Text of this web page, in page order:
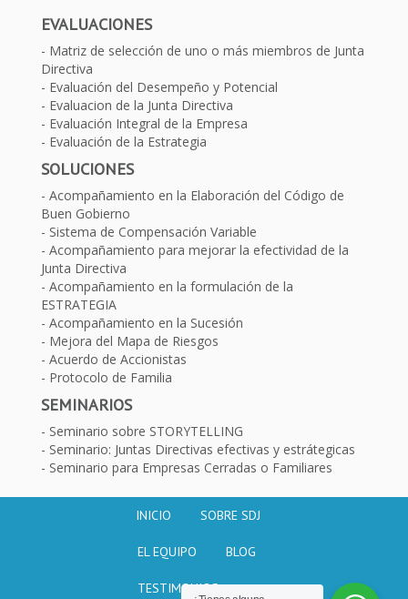
EVALUACIONES
Matriz de selección de uno o más miembros de Junta
Directiva
Evaluación del Desempeño y Potencial
Evaluacion de la Junta Directiva
Evaluación Integral de la Empresa
Evaluación de la Estrategia
SOLUCIONES
Acompañamiento en la Elaboración del Código de
Buen Gobierno
Sistema de Compensación Variable
Acompañamiento para mejorar la efectividad de la
Junta Directiva
Acompañamiento en la formulación de la
ESTRATEGIA
Acompañamiento en la Sucesión
Mejora del Mapa de Riesgos
Acuerdo de Accionistas
Protocolo de Familia
SEMINARIOS
Seminario sobre STORYTELLING
Seminario: Juntas Directivas efectivas y estrátegicas
Seminario para Empresas Cerradas o Familiares
INICIO SOBRE SDJ
EL EQUIPO BLOG
TESTIMONIOS